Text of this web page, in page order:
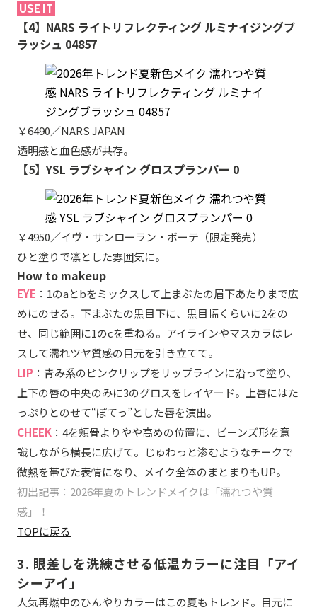
USE IT
【4】NARS ライトリフレクティング ルミナイジングブ
ラッシュ 04857
￥6490／NARS JAPAN
透明感と血色感が共存。
【5】YSL ラブシャイン グロスプランパー 0
￥4950／イヴ・サンローラン・ボーテ（限定発売）
ひと塗りで凛とした雰囲気に。
How to makeup
EYE ：1のaとbをミックスして上まぶたの眉下あたりまで広
めにのせる。下まぶたの黒目下に、黒目幅くらいに2をの
せ、同じ範囲に1のcを重ねる。アイラインやマスカラはレ
スして濡れツヤ質感の目元を引き立てて。
LIP ：青み系のピンクリップをリップラインに沿って塗り、
上下の唇の中央のみに3のグロスをレイヤード。上唇にはた
っぷりとのせて“ぽてっ”とした唇を演出。
CHEEK ：4を頬骨よりやや高めの位置に、ビーンズ形を意
識しながら横長に広げて。じゅわっと渗むようなチークで
微熱を帯びた表情になり、メイク全体のまとまりもUP。
初出記事：2026年夏のトレンドメイクは「濡れつや質
感」！
TOPに戻る
3. 眼差しを洗練させる低温カラーに注目「アイ
シーアイ」
人気再燃中のひんやりカラーはこの夏もトレンド。目元に